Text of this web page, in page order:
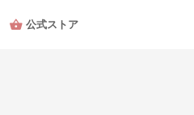
公式ストア